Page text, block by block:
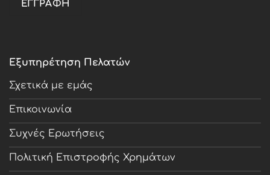
Εξυπηρέτηση Πελατών
Σχετικά με εμάς
Επικοινωνία
Συχνές Ερωτήσεις
Πολιτική Επιστροφής Χρημάτων